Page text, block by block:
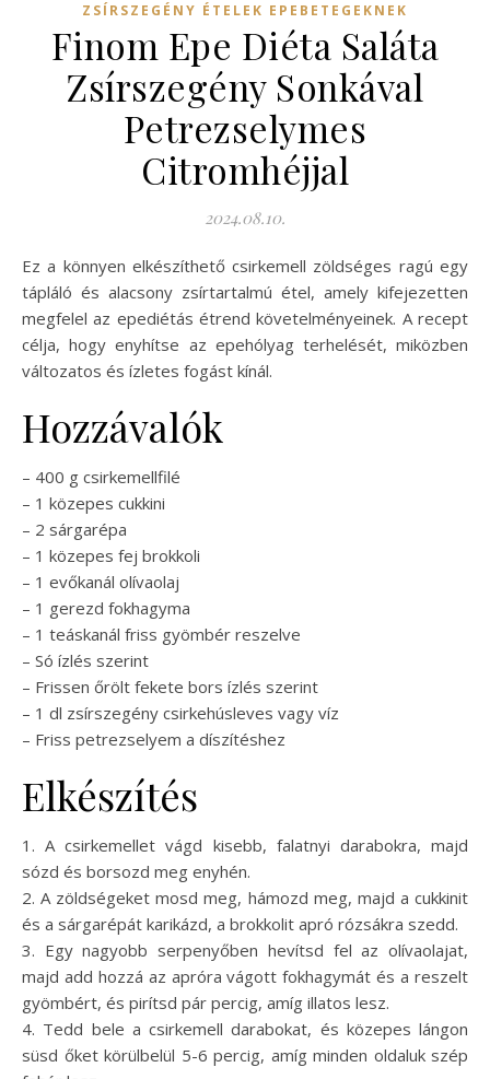
ZSÍRSZEGÉNY ÉTELEK EPEBETEGEKNEK
Finom Epe Diéta Saláta
Zsírszegény Sonkával
Petrezselymes
Citromhéjjal
2024.08.10.
Ez a könnyen elkészíthető csirkemell zöldséges ragú egy
tápláló és alacsony zsírtartalmú étel, amely kifejezetten
megfelel az epediétás étrend követelményeinek. A recept
célja, hogy enyhítse az epehólyag terhelését, miközben
változatos és ízletes fogást kínál.
Hozzávalók
– 400 g csirkemellfilé
– 1 közepes cukkini
– 2 sárgarépa
– 1 közepes fej brokkoli
– 1 evőkanál olívaolaj
– 1 gerezd fokhagyma
– 1 teáskanál friss gyömbér reszelve
– Só ízlés szerint
– Frissen őrölt fekete bors ízlés szerint
– 1 dl zsírszegény csirkehúsleves vagy víz
– Friss petrezselyem a díszítéshez
Elkészítés
1. A csirkemellet vágd kisebb, falatnyi darabokra, majd
sózd és borsozd meg enyhén.
2. A zöldségeket mosd meg, hámozd meg, majd a cukkinit
és a sárgarépát karikázd, a brokkolit apró rózsákra szedd.
3. Egy nagyobb serpenyőben hevítsd fel az olívaolajat,
majd add hozzá az apróra vágott fokhagymát és a reszelt
gyömbért, és pirítsd pár percig, amíg illatos lesz.
4. Tedd bele a csirkemell darabokat, és közepes lángon
süsd őket körülbelül 5-6 percig, amíg minden oldaluk szép